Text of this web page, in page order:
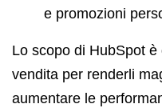
e promozioni
Lo scopo di HubSpot
vendita per renderli
aumentare le